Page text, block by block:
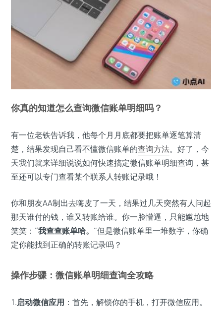
你真的知道怎么查询微信账单明细吗？
有一位老铁告诉我，他每个月月底都要把账单逐笔算清
楚，结果发现自己看不懂微信账单的查询方法。好了，今
天我们就来详细说说如何快速搞定微信账单明细查询，甚
至还可以专门查看某个联系人转账记录哦！
你和朋友AA制出去嗨皮了一天，结果过几天突然有人问起
那天谁付的钱，谁又转账给谁。你一脸懵逼，只能尴尬地
笑笑：“我查查账单哈。 ”但是微信账单里一堆数字，你确
定你能找到正确的转账记录吗？
操作步骤：微信账单明细查询全攻略
1.启动微信应用 ：首先，解锁你的手机，打开微信应用。